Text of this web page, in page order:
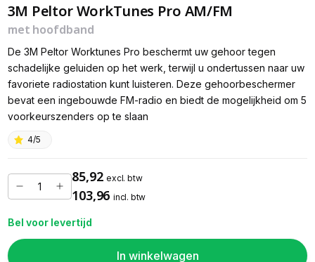
3M Peltor WorkTunes Pro AM/FM
met hoofdband
De 3M Peltor Worktunes Pro beschermt uw gehoor tegen
schadelijke geluiden op het werk, terwijl u ondertussen naar uw
favoriete radiostation kunt luisteren. Deze gehoorbeschermer
bevat een ingebouwde FM-radio en biedt de mogelijkheid om 5
voorkeurszenders op te slaan
4/5
85,92 excl. btw
103,96 incl. btw
Bel voor levertijd
In winkelwagen